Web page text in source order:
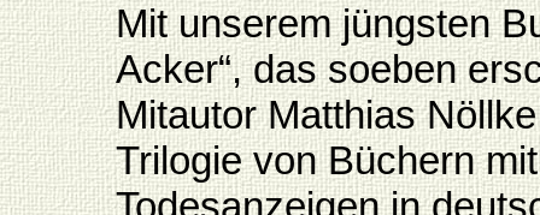
Mit unserem jüngsten
Acker“, das soeben
Mitautor Matthias
Trilogie von Büchern
Todesanzeigen in